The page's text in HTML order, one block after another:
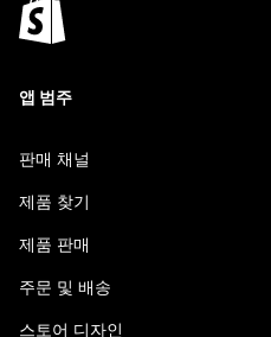
앱 범주
판매 채널
제품 찾기
제품 판매
주문 및 배송
스토어 디자인